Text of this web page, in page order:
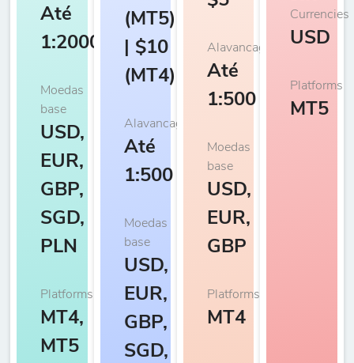
Até
1:2000
Moedas
base
USD,
EUR,
GBP,
SGD,
PLN
Platforms
MT4,
MT5
(MT5)
| $10
(MT4)
Alavancagem
Até
1:500
Moedas
base
USD,
EUR,
GBP,
SGD,
Alavancagem
Até
1:500
Moedas
base
USD,
EUR,
GBP
Platforms
MT4
Currencies
USD
Platforms
MT5